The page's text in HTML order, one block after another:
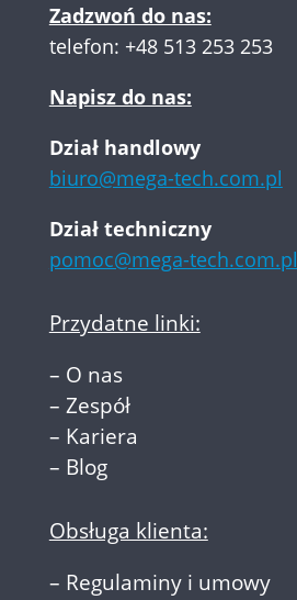
Zadzwoń do nas:
telefon: +48 513 253 253
Napisz do nas:
Dział handlowy
biuro@mega-tech.com.pl
Dział techniczny
pomoc@mega-tech.com.pl
Przydatne linki:
– O nas
– Zespół
– Kariera
– Blog
Obsługa klienta:
– Regulaminy i umowy